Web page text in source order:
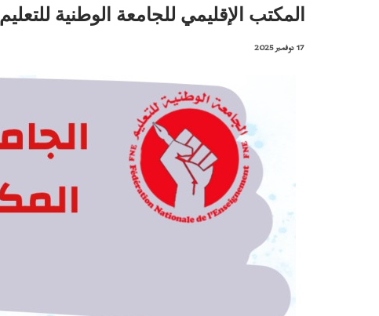
المكتب الإقليمي للجامعة الوطنية للتعليم FNE بشيشاوة يصدر بياناً حول وضعية حراس الأمن وعاملات النظافة
17 نوفمبر 2025